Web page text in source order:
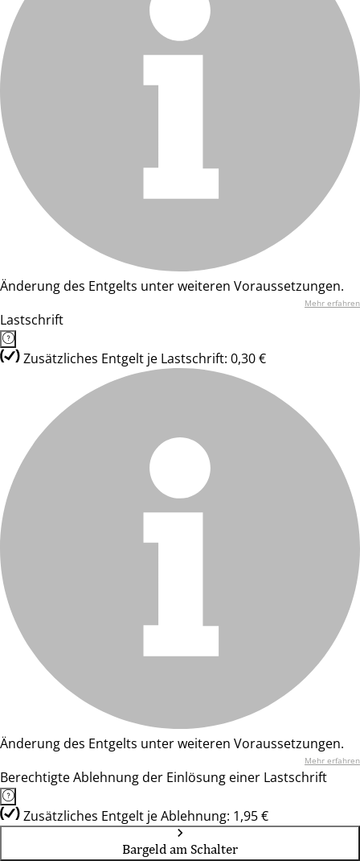
Änderung des Entgelts unter weiteren Voraussetzungen.
Mehr erfahren
Lastschrift
Zusätzliches Entgelt je Lastschrift: 0,30 €
Änderung des Entgelts unter weiteren Voraussetzungen.
Mehr erfahren
Berechtigte Ablehnung der Einlösung einer Lastschrift
Zusätzliches Entgelt je Ablehnung: 1,95 €
Bargeld am Schalter